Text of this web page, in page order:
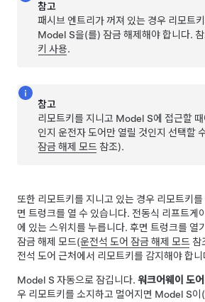
참고
패시브 엔트리가 꺼져 있는 경우 리모트
Model S을(를) 잠금 해제해야 합니다.
키 사용.
참고
리모트키를 지니고 Model S에 접근할
인지 운전자 도어만 열릴 것인지 선택할
잠금 해제 모드 참조).
또한 리모트키를 지니고 있는 경우 리모트키
면 트렁크를 열 수 있습니다. 전동식 리프트게
에 있는 스위치를 누릅니다. 후면 트렁크를 열
잠금 해제 모드(운전석 도어 잠금 해제 모드 참
전석 도어 근처에서 리모트키를 감지해야 합니
Model S 자동으로 잠깁니다. 워크어웨이 도
우 리모트키를 소지하고 멀어지면 Model S이